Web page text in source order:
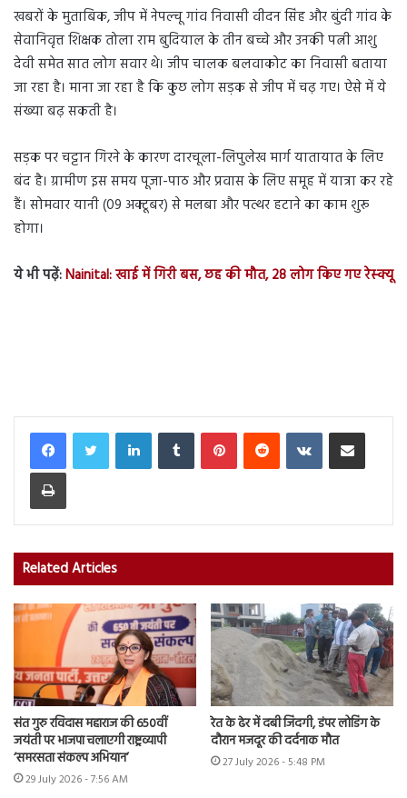
खबरों के मुताबिक, जीप में नेपल्चू गांव निवासी वीदन सिंह और बुंदी गांव के
सेवानिवृत्त शिक्षक तोला राम बुदियाल के तीन बच्चे और उनकी पत्नी आशु
देवी समेत सात लोग सवार थे। जीप चालक बलवाकोट का निवासी बताया
जा रहा है। माना जा रहा है कि कुछ लोग सड़क से जीप में चढ़ गए। ऐसे में ये
संख्या बढ़ सकती है।
सड़क पर चट्टान गिरने के कारण दारचूला-लिपुलेख मार्ग यातायात के लिए
बंद है। ग्रामीण इस समय पूजा-पाठ और प्रवास के लिए समूह में यात्रा कर रहे
हैं। सोमवार यानी (09 अक्टूबर) से मलबा और पत्थर हटाने का काम शुरू
होगा।
ये भी पढ़ें:Nainital: खाई में गिरी बस, छह की मौत, 28 लोग किए गए रेस्क्यू
LinkedInTumblr PinterestReddit VKontakteShare via Email
Print
Related Articles
संत गुरु रविदास महाराज की 650वीं
जयंती पर भाजपा चलाएगी राष्ट्रव्यापी
‘समरसता संकल्प अभियान’
29 July 2026 - 7:56 AM
रेत के ढेर में दबी जिंदगी, डंपर लोडिंग के
दौरान मजदूर की दर्दनाक मौत
27 July 2026 - 5:48 PM